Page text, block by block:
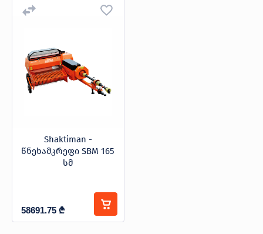
Shaktiman -
წნეხამკრეფი SBM 165
სმ
58691.75 ₾